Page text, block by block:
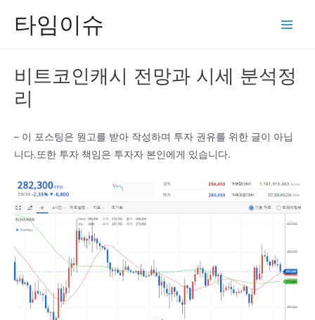
타임이슈
비트코인캐시 전망과 시세 분석정
리
– 이 포스팅은 원고를 받아 작성하며 투자 권유를 위한 글이 아닙
니다.또한 투자 책임은 투자자 본인에게 있습니다.